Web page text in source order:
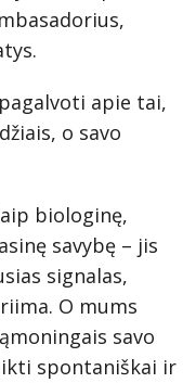
apie tai,
o savo
biologinę,
savybę – jis
signalas,
O mums
savo
spontaniškai ir